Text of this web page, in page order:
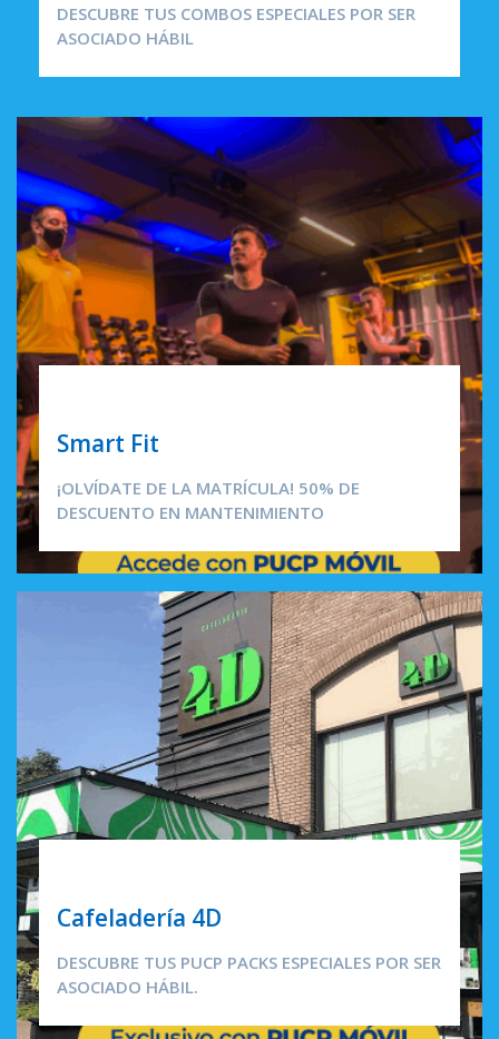
DESCUBRE TUS COMBOS ESPECIALES POR SER
ASOCIADO HÁBIL
Smart Fit
¡OLVÍDATE DE LA MATRÍCULA! 50% DE
DESCUENTO EN MANTENIMIENTO
Cafeladería 4D
DESCUBRE TUS PUCP PACKS ESPECIALES POR SER
ASOCIADO HÁBIL.